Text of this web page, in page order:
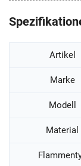
Artikel
Marke
Modell
Material